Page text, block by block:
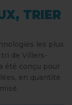
TRIER
les plus
de Villers-
été conçu pour
en quantité